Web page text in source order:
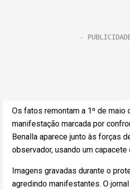
Os fatos remontam a 1º de maio
manifestação marcada por
Benalla aparece junto às forças
observador, usando um
Imagens gravadas durante o
agredindo manifestantes. O